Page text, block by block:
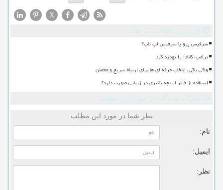
X
تازه ترین مطالب مرتبط
سرفیس پرو یا سرفیس لپ تاپ؟
ترامپ، کانادا را تهدید کرد
واکی تاکی، انتخاب حرفه ای ها برای ارتباط سریع و مطمئن
استفاده از فیلر لب چه تاثیری در زیبایی صورت دارد؟
نظرات بینندگان در مورد این مطلب
نظر شما در مورد این مطلب
نام:
ایمیل:
نظر: